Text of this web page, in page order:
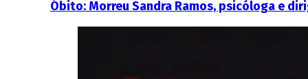
Óbito: Morreu Sandra Ramos, psicóloga e